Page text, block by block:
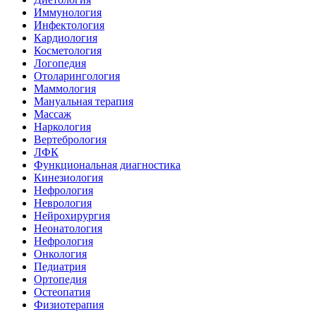
Иммунология
Инфектология
Кардиология
Косметология
Логопедия
Отоларингология
Маммология
Мануальная терапия
Массаж
Наркология
Вертебрология
ЛФК
Функциональная диагностика
Кинезиология
Нефрология
Неврология
Нейрохирургия
Неонатология
Нефрология
Онкология
Педиатрия
Ортопедия
Остеопатия
Физиотерапия